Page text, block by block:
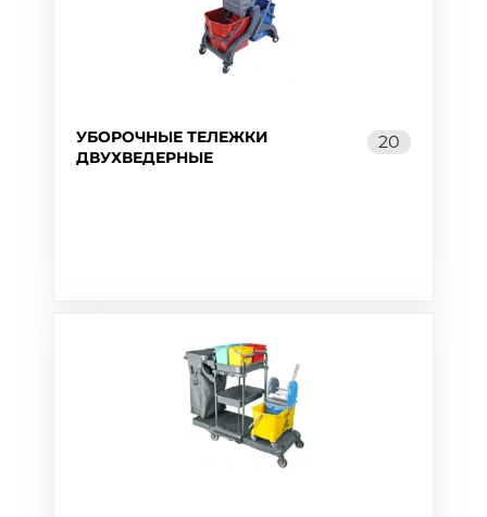
УБОРОЧНЫЕ ТЕЛЕЖКИ
ДВУХВЕДЕРНЫЕ
20